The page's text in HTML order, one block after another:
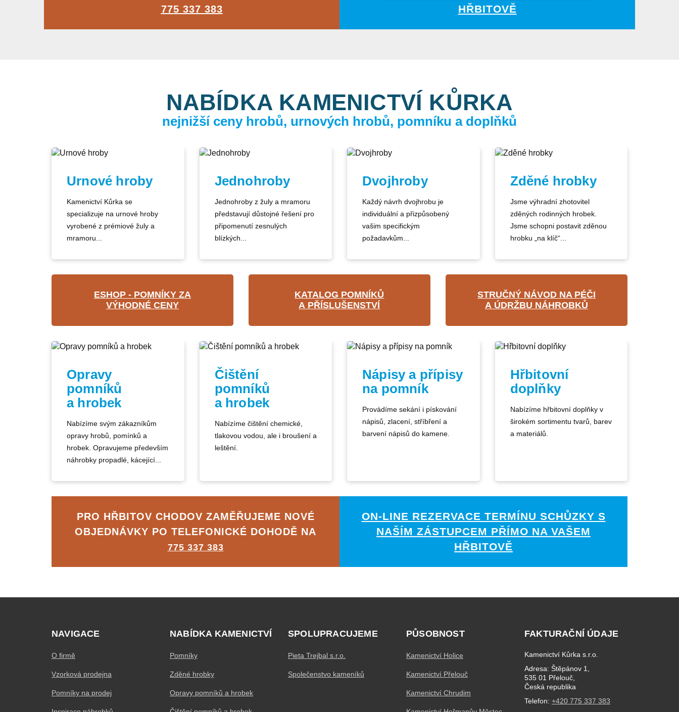
775 337 383
HŘBITOVĚ
NABÍDKA KAMENICTVÍ KŮRKA
nejnižší ceny hrobů, urnových hrobů, pomníku a doplňků
Urnové hroby
Kamenictví Kůrka se
specializuje na urnové hroby
vyrobené z prémiové žuly a
mramoru...
Jednohroby
Jednohroby z žuly a mramoru
představují důstojné řešení pro
připomenutí zesnulých
blízkých...
Dvojhroby
Každý návrh dvojhrobu je
individuální a přizpůsobený
vašim specifickým
požadavkům...
Zděné hrobky
Jsme výhradní zhotovitel
zděných rodinných hrobek.
Jsme schopni postavit zděnou
hrobku „na klíč“...
ESHOP - POMNÍKY ZA
VÝHODNÉ CENY
KATALOG POMNÍKŮ
A PŘÍSLUŠENSTVÍ
STRUČNÝ NÁVOD NA PÉČI
A ÚDRŽBU NÁHROBKŮ
Opravy
pomníků
a hrobek
Nabízíme svým zákazníkům
opravy hrobů, pomínků a
hrobek. Opravujeme především
náhrobky propadlé, kácející...
Čištění
pomníků
a hrobek
Nabízíme čištění chemické,
tlakovou vodou, ale i broušení a
leštění.
Nápisy a přípisy
na pomník
Provádíme sekání i pískování
nápisů, zlacení, stříbření a
barvení nápisů do kamene.
Hřbitovní
doplňky
Nabízíme hřbitovní doplňky v
širokém sortimentu tvarů, barev
a materiálů.
PRO HŘBITOV CHODOV ZAMĚŘUJEME NOVÉ
OBJEDNÁVKY PO TELEFONICKÉ DOHODĚ NA
775 337 383
ON-LINE REZERVACE TERMÍNU SCHŮZKY S
NAŠÍM ZÁSTUPCEM PŘÍMO NA VAŠEM
HŘBITOVĚ
NAVIGACE
O firmě
Vzorková prodejna
Pomníky na prodej
NABÍDKA KAMENICTVÍ
Pomníky
Zděné hrobky
Opravy pomníků a hrobek
SPOLUPRACUJEME
Pieta Trejbal s.r.o.
Společenstvo kameníků
PŮSOBNOST
Kamenictví Holice
Kamenictví Přelouč
Kamenictví Chrudim
FAKTURAČNÍ ÚDAJE
Kamenictví Kůrka s.r.o.
Adresa: Štěpánov 1,
535 01 Přelouč,
Česká republika
Telefon: +420 775 337 383